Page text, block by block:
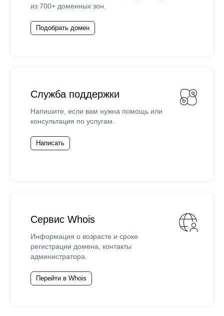
из 700+ доменных зон.
Подобрать домен
Служба поддержки
Напишите, если вам нужна помощь или
консультация по услугам.
Написать
Сервис Whois
Информация о возрасте и сроке
регистрации домена, контакты
администратора.
Перейти в Whois